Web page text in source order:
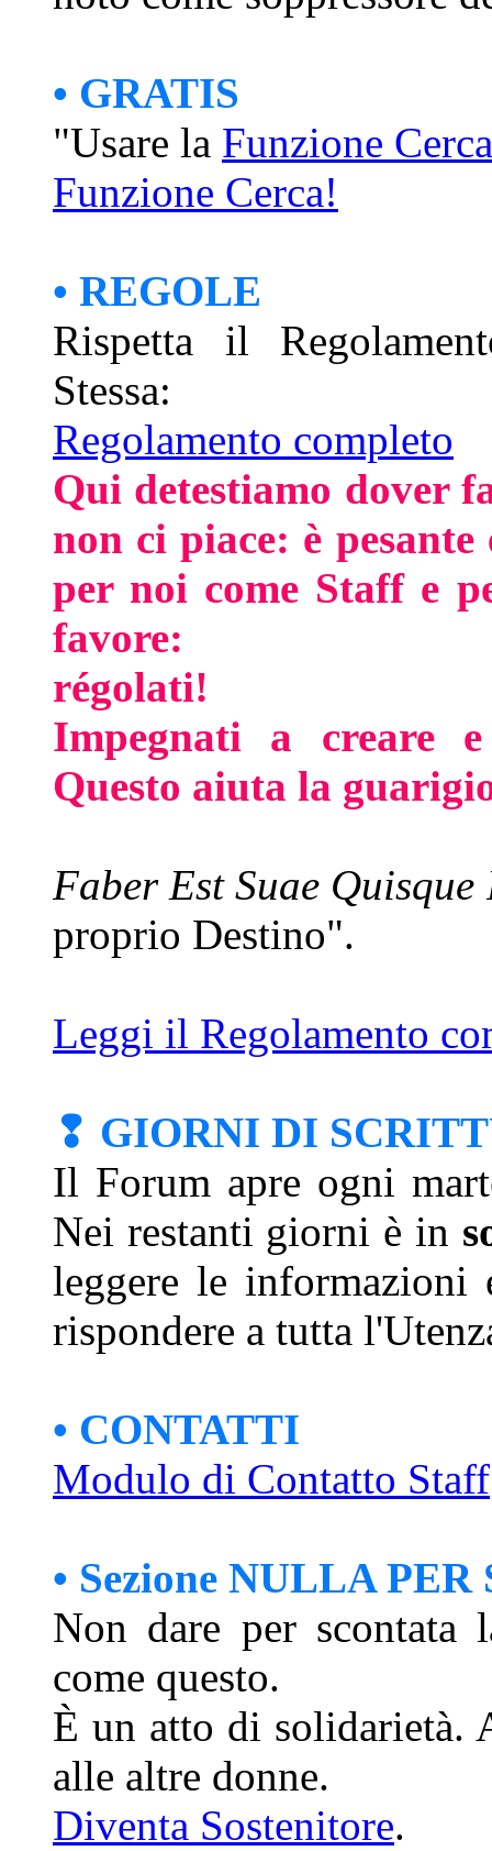
• GRATIS
"Usare la Funzione Cerca
Funzione Cerca!
• REGOLE
Rispetta il
Stessa:
Regolamento completo
Qui detestiamo dover
non ci piace: è
per noi come Staff e
favore:
régolati!
Impegnati a creare
Questo aiuta la
Faber Est Suae
proprio Destino".
Leggi il Regolamento
❢ GIORNI DI
Il Forum apre ogni
Nei restanti giorni è in
leggere le
rispondere a tutta
• CONTATTI
Modulo di Contatto Staff
• Sezione NULLA PER
Non dare per scontata
come questo.
È un atto di solidarietà.
alle altre donne.
Diventa Sostenitore.